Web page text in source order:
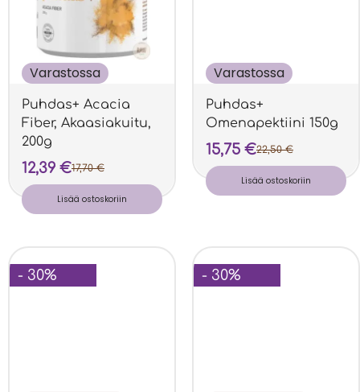
Varastossa
Puhdas+ Acacia
Fiber, Akaasiakuitu,
200g
17,70€
12,39 €
Lisää ostoskoriin
Varastossa
Puhdas+
Omenapektiini 150g
22,50€
15,75 €
Lisää ostoskoriin
- 30% - 30%